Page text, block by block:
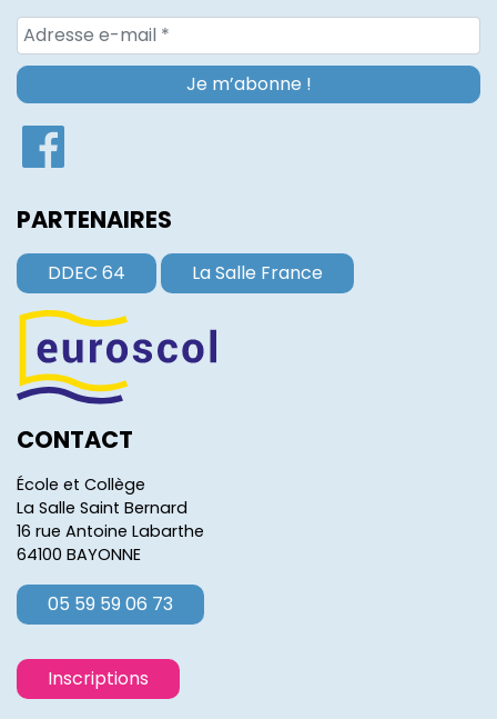
PARTENAIRES
DDEC 64 La Salle France
CONTACT
École et Collège
La Salle Saint Bernard
16 rue Antoine Labarthe
64100 BAYONNE
05 59 59 06 73
Inscriptions